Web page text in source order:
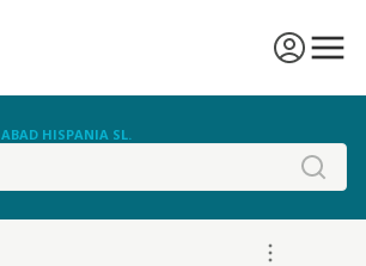
ABAD HISPANIA SL.